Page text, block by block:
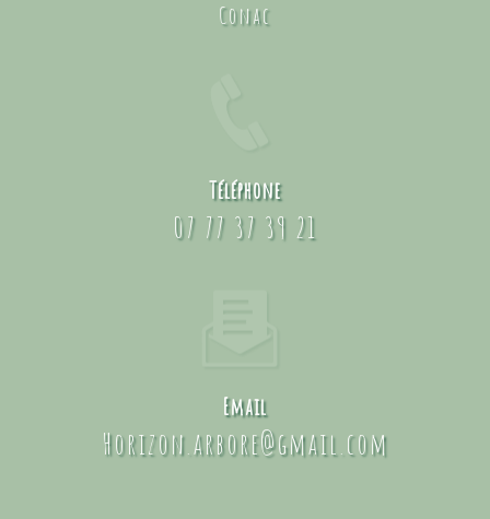
Conac
Téléphone
07 77 37 39 21
Email
horizon.arbore@gmail.com